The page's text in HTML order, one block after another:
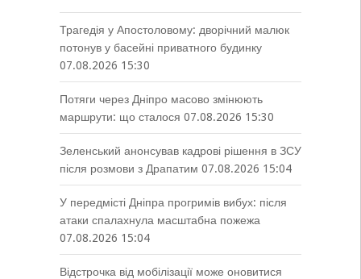
Трагедія у Апостоловому: дворічний малюк
потонув у басейні приватного будинку
07.08.2026 15:30
Потяги через Дніпро масово змінюють
маршрути: що сталося 07.08.2026 15:30
Зеленський анонсував кадрові рішення в ЗСУ
після розмови з Драпатим 07.08.2026 15:04
У передмісті Дніпра прогримів вибух: після
атаки спалахнула масштабна пожежа
07.08.2026 15:04
Відстрочка від мобілізації може оновитися